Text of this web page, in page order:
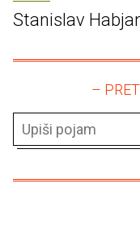
Stanislav
–